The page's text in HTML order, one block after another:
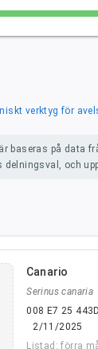
verktyg för
baseras på data
delningsval, och
Canario
Serinus canaria
008 E7 25 443D
2/11/2025
Listad: förra